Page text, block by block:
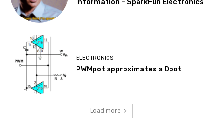
Information – SparkFun Electronics
ELECTRONICS
PWMpot approximates a Dpot
Load more